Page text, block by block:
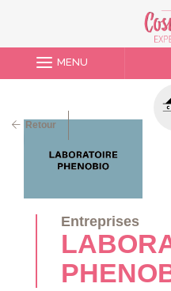
MENU
Entreprises
Retour